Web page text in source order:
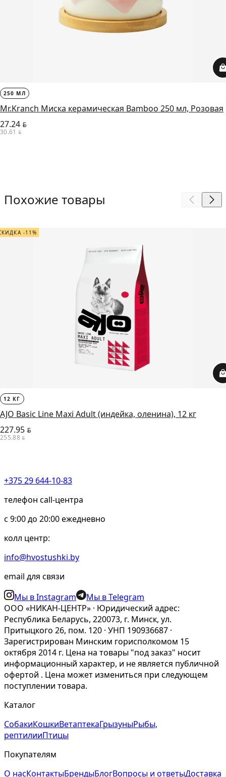
250 МЛ
Mr.Kranch Миска керамическая Bamboo 250 мл, Розовая
27.24 BYN
30.61 BYN
Похожие товары
-11%
12 КГ
AJO Basic Line Maxi Adult (индейка, оленина), 12 кг
227.95 BYN
255.88 BYN
+375 29 644-10-83
телефон call-центра
c 9:00 до 20:00 ежедневно
колл центр:
info@hvostushki.by
email для связи
Мы в Instagram
Мы в Telegram
ООО «НИКАН-ЦЕНТР» · Юридический адрес:
Республика Беларусь, 220073, г. Минск, ул.
Притыцкого 26, пом. 120 · УНП 190936687 ·
Зарегистрирован Минским горисполкомом 15
октября 2014 г. Цена на товары "под заказ" носит
информационный характер, и не является публичной
офертой . Цена может измениться при следующем
поступлении товара.
Каталог
СобакиКошкиВетаптекаГрызуныРыбы,
рептилииПтицы
Покупателям
О насКонтактыБрендыБлогВопросы и ответыДоставка